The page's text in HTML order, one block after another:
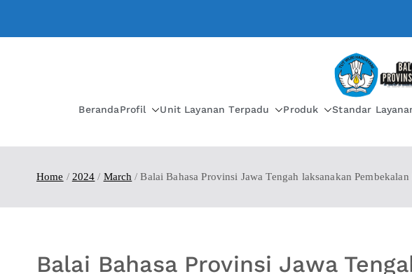
BerandaProfil Unit Layanan Terpadu Produk Standar
Home 2024 March Balai Bahasa Provinsi Jawa Tengah laksanakan
Balai Bahasa Provinsi Jawa